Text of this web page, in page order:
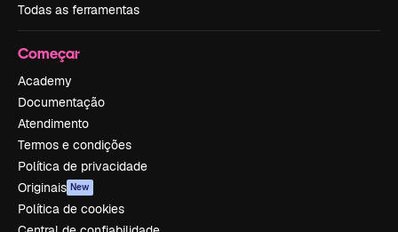
Todas as ferramentas
Começar
Academy
Documentação
Atendimento
Termos e condições
Política de privacidade
Originais New
Política de cookies